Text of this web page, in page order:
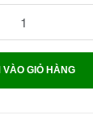
VÀO GIỎ HÀNG